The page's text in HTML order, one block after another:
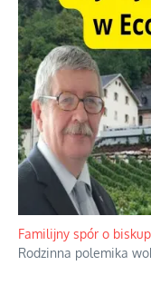
Ciemna strona
Historia jest
że będziemy coś
powstania nie zrobili,